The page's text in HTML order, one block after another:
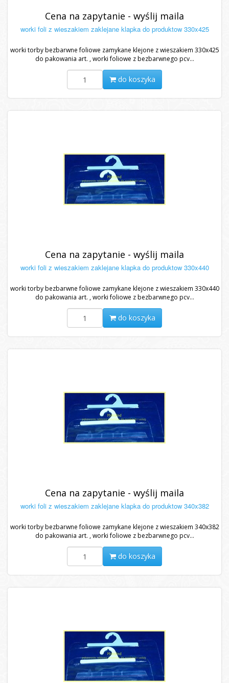
Cena na zapytanie - wyślij maila
worki foli z wieszakiem zaklejane klapka do produktow 330x425
worki torby bezbarwne foliowe zamykane klejone z wieszakiem 330x425
do pakowania art. , worki foliowe z bezbarwnego pcv...
do koszyka
Cena na zapytanie - wyślij maila
worki foli z wieszakiem zaklejane klapka do produktow 330x440
worki torby bezbarwne foliowe zamykane klejone z wieszakiem 330x440
do pakowania art. , worki foliowe z bezbarwnego pcv...
do koszyka
Cena na zapytanie - wyślij maila
worki foli z wieszakiem zaklejane klapka do produktow 340x382
worki torby bezbarwne foliowe zamykane klejone z wieszakiem 340x382
do pakowania art. , worki foliowe z bezbarwnego pcv...
do koszyka